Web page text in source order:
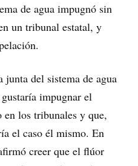
de agua impugnó sin
un tribunal estatal, y
del sistema de agua
impugnar el
en los tribunales y que,
el caso él mismo. En
creer que el flúor